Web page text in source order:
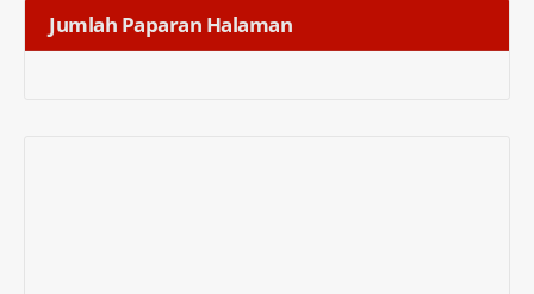
Jumlah Paparan Halaman